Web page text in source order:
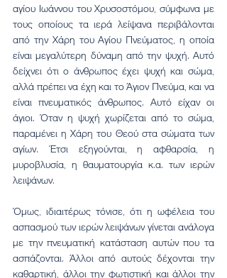
αγίου Ιωάννου του Χρυσοστόμου, σύμφωνα με
τους οποίους τα ιερά λείψανα περιβάλονται
από την Χάρη του Αγίου Πνεύματος, η οποία
είναι μεγαλύτερη δύναμη από την ψυχή. Αυτό
δείχνει ότι ο άνθρωπος έχει ψυχή και σώμα,
αλλά πρέπει να έχη και το Άγιον Πνεύμα, και να
είναι πνευματικός άνθρωπος. Αυτό είχαν οι
άγιοι. Όταν η ψυχή χωρίζεται από το σώμα,
παραμένει η Χάρη του Θεού στα σώματα των
αγίων. Έτσι εξηγούνται, η αφθαρσία, η
μυροβλυσία, η θαυματουργία κ.α. των ιερών
λειψάνων.
Όμως, ιδιαιτέρως τόνισε, ότι η ωφέλεια του
ασπασμού των ιερών λειψάνων γίνεται ανάλογα
με την πνευματική κατάσταση αυτών που τα
ασπάζονται. Άλλοι από αυτούς δέχονται την
καθαρτική, άλλοι την φωτιστική και άλλοι την